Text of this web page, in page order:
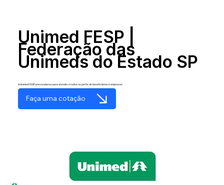
Unimed FESP |
Federação das
Unimeds do Estado SP
A Unimed FESP possui planos para atender a todos os perfis de beneficiários e empresas:
Faça uma cotação